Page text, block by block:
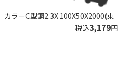
カラーC型鋼2.3X 100X50X2000(東
税込3,179円